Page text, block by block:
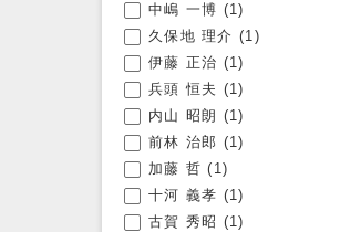
中嶋 一博 (1)
久保地 理介 (1)
伊藤 正治 (1)
兵頭 恒夫 (1)
内山 昭朗 (1)
前林 治郎 (1)
加藤 哲 (1)
十河 義孝 (1)
古賀 秀昭 (1)
フィルタを開く